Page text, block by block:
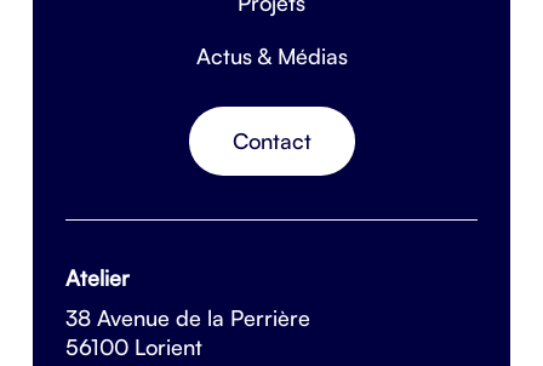
Actus & Médias
Contact
Atelier
38 Avenue de la Perrière
56100 Lorient